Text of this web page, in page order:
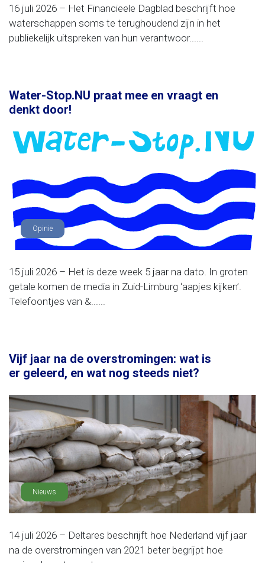
16 juli 2026 – Het Financieele Dagblad beschrijft hoe
waterschappen soms te terughoudend zijn in het
publiekelijk uitspreken van hun verantwoor......
Water-Stop.NU praat mee en vraagt en
denkt door!
Opinie
15 juli 2026 – Het is deze week 5 jaar na dato. In groten
getale komen de media in Zuid-Limburg ‘aapjes kijken’.
Telefoontjes van &......
Vijf jaar na de overstromingen: wat is
er geleerd, en wat nog steeds niet?
Nieuws
14 juli 2026 – Deltares beschrijft hoe Nederland vijf jaar
na de overstromingen van 2021 beter begrijpt hoe